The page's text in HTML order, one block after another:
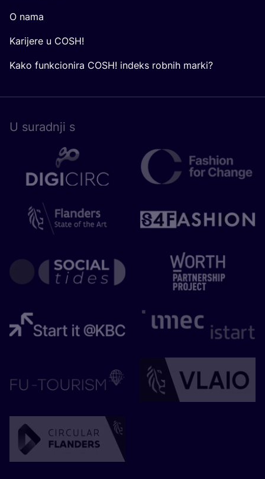
O nama
Karijere u COSH!
Kako funkcionira COSH! indeks robnih marki?
U surad­nji s